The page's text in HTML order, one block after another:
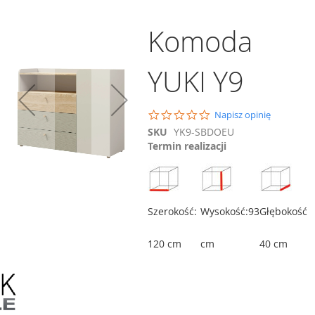
Komoda
YUKI Y9
0.0
star
rating
Napisz opinię
SKU YK9-SBDOEU
Termin realizacji
Szerokość:
120 cm
Wysokość:93
cm
Głębokość
40 cm
Dodaj do koszyka
Porównaj
Szafa z półkami YUKI
635,00 zł